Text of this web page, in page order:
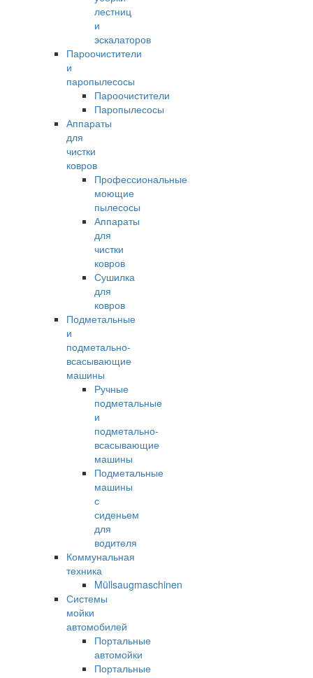
лестниц
и
эскалаторов
Пароочистители
и
паропылесосы
Пароочистители
Паропылесосы
Аппараты
для
чистки
ковров
Профессиональные
моющие
пылесосы
Аппараты
для
чистки
ковров
Сушилка
для
ковров
Подметальные
и
подметально-
всасывающие
машины
Ручные
подметальные
и
подметально-
всасывающие
машины
Подметальные
машины
с
сиденьем
для
водителя
Коммунальная
техника
Müllsaugmaschinen
Системы
мойки
автомобилей
Портальные
автомойки
Портальные